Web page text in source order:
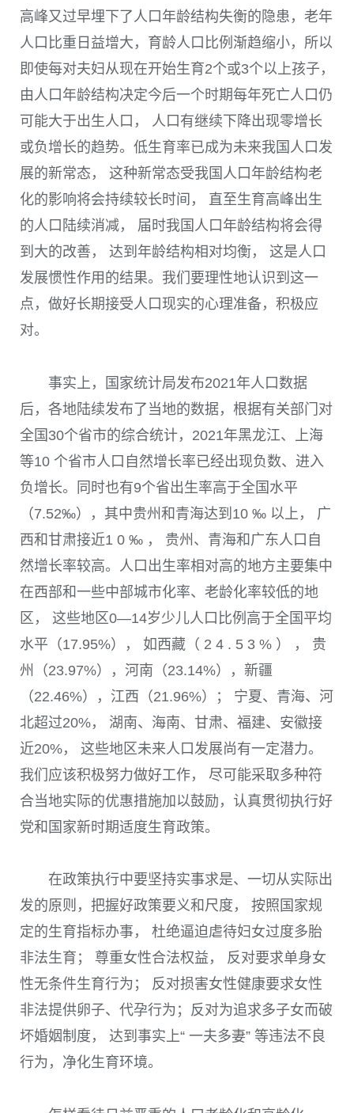
高峰又过早埋下了人口年龄结构失衡的隐患，老年
人口比重日益增大，育龄人口比例渐趋缩小，所以
即使每对夫妇从现在开始生育2个或3个以上孩子，
由人口年龄结构决定今后一个时期每年死亡人口仍
可能大于出生人口， 人口有继续下降出现零增长
或负增长的趋势。低生育率已成为未来我国人口发
展的新常态， 这种新常态受我国人口年龄结构老
化的影响将会持续较长时间， 直至生育高峰出生
的人口陆续消减， 届时我国人口年龄结构将会得
到大的改善， 达到年龄结构相对均衡， 这是人口
发展惯性作用的结果。我们要理性地认识到这一
点，做好长期接受人口现实的心理准备，积极应
对。
事实上，国家统计局发布2021年人口数据
后，各地陆续发布了当地的数据，根据有关部门对
全国 30个省市的综合统计， 2021年黑龙江、上海
等10 个省市人口自然增长率已经出现负数、进入
负增长。同时也有9个省出生率高于全国水平
（7.52‰），其中贵州和青海达到 10 ‰ 以上， 广
西和甘肃接近1 0 ‰ ， 贵州、青海和广东人口自
然增长率较高。人口出生率相对高的地方主要集中
在西部和一些中部城市化率、老龄化率较低的地
区， 这些地区0—14岁少儿人口比例高于全国平均
水平（17.95%）， 如西藏（ 2 4 . 5 3 % ） ， 贵
州（23.97%），河南（23.14%），新疆
（22.46%），江西（21.96%）； 宁夏、青海、河
北超过20%， 湖南、海南、甘肃、福建、安徽接
近20%， 这些地区未来人口发展尚有一定潜力。
我们应该积极努力做好工作， 尽可能采取多种符
合当地实际的优惠措施加以鼓励，认真贯彻执行好
党和国家新时期适度生育政策。
在政策执行中要坚持实事求是、一切从实际出
发的原则，把握好政策要义和尺度， 按照国家规
定的生育指标办事， 杜绝逼迫虐待妇女过度多胎
非法生育； 尊重女性合法权益， 反对要求单身女
性无条件生育行为； 反对损害女性健康要求女性
非法提供卵子、代孕行为；反对为追求多子女而破
坏婚姻制度， 达到事实上“ 一夫多妻” 等违法不良
行为，净化生育环境。